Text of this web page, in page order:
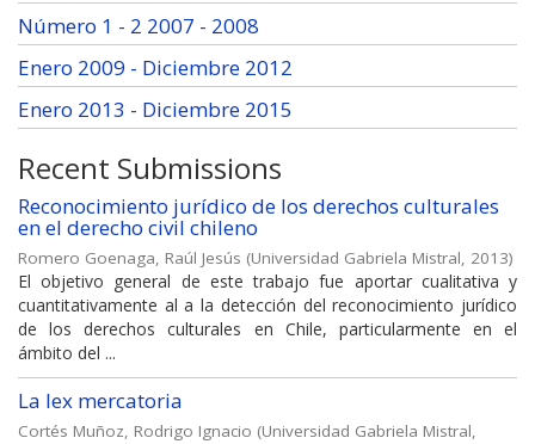
Número 1 - 2 2007 - 2008
Enero 2009 - Diciembre 2012
Enero 2013 - Diciembre 2015
Recent Submissions
Reconocimiento jurídico de los derechos culturales
en el derecho civil chileno
Romero Goenaga, Raúl Jesús (Universidad Gabriela Mistral, 2013)
El objetivo general de este trabajo fue aportar cualitativa y
cuantitativamente al a la detección del reconocimiento jurídico
de los derechos culturales en Chile, particularmente en el
ámbito del ...
La lex mercatoria
Cortés Muñoz, Rodrigo Ignacio (Universidad Gabriela Mistral,